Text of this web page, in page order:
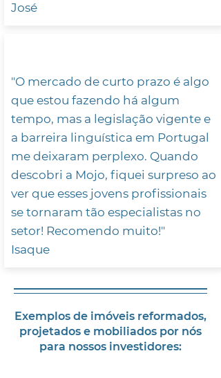
José
"O mercado de curto prazo é algo
que estou fazendo há algum
tempo, mas a legislação vigente e
a barreira linguística em Portugal
me deixaram perplexo. Quando
descobri a Mojo, fiquei surpreso ao
ver que esses jovens profissionais
se tornaram tão especialistas no
setor! Recomendo muito!"
Isaque
Exemplos de imóveis reformados,
projetados e mobiliados por nós
para nossos investidores: